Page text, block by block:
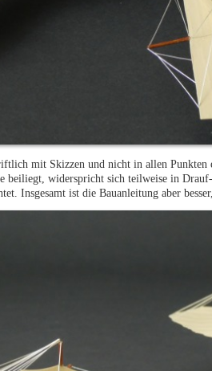
mit Skizzen und nicht in allen
beiliegt, widerspricht sich teilweise in
Insgesamt ist die Bauanleitung aber